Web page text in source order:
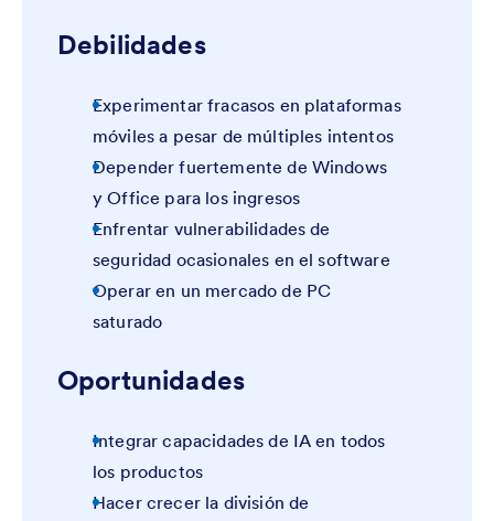
Debilidades
Experimentar fracasos en plataformas
móviles a pesar de múltiples intentos
Depender fuertemente de Windows
y Office para los ingresos
Enfrentar vulnerabilidades de
seguridad ocasionales en el software
Operar en un mercado de PC
saturado
Oportunidades
Integrar capacidades de IA en todos
los productos
Hacer crecer la división de